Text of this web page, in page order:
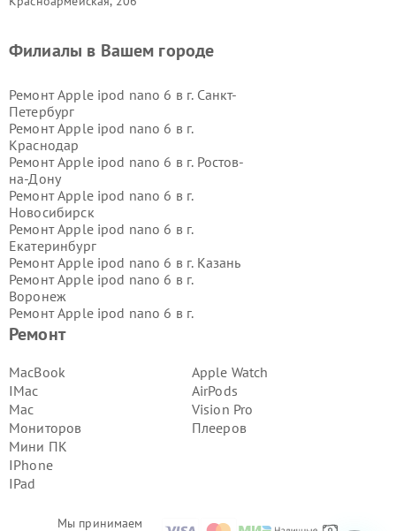
Мы принимаем
Ремонт
MacBook
IMac
Mac
Мониторов
Мини ПК
IPhone
IPad
Apple Watch
AirPods
Vision Pro
Плееров
Филиалы в Вашем городе
Ремонт Apple ipod nano 6 в г. Санкт-
Петербург
Ремонт Apple ipod nano 6 в г.
Краснодар
Ремонт Apple ipod nano 6 в г. Ростов-
на-Дону
Ремонт Apple ipod nano 6 в г.
Новосибирск
Ремонт Apple ipod nano 6 в г.
Екатеринбург
Ремонт Apple ipod nano 6 в г. Казань
Ремонт Apple ipod nano 6 в г.
Воронеж
Ремонт Apple ipod nano 6 в г.
Волгоград
Ремонт Apple ipod nano 6 в г.Пермь
Ремонт Apple ipod nano 6 в г.
Красноярск
Ремонт Apple ipod nano 6 в г.Ижевск
Ремонт Apple ipod nano 6 в г.
Челябинск
Ремонт Apple ipod nano 6 в г.
Ремонт Apple ipod nano 6 в г.
Ремонт Apple ipod nano 6 в г.